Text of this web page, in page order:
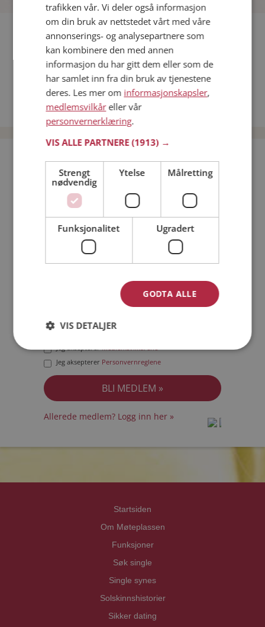
Fler single
Flere singlekvinner fra Kongsberg:Karima, Petra ,Heia
Menn fra Kongsberg
Date kvinner i Norge
Date menn i Norge
Bli medlem gratis!
Jeg er en: Mann Kvinne
Min alder:
Jeg akseptererMedlemsvilkårene
Jeg aksepterer Personvernreglene
Allerede medlem? Logg inn her »
Startsiden
Om Møteplassen
Funksjoner
Søk single
Single synes
Solskinnshistorier
Sikker dating
trafikken vår. Vi deler også informasjon
om din bruk av nettstedet vårt med våre
annonserings- og analysepartnere som
kan kombinere den med annen
informasjon du har gitt dem eller som de
har samlet inn fra din bruk av tjenestene
deres. Les mer om informasjonskapsler,
medlemsvilkåreller vår
personvernerklæring.
VIS ALLE PARTNERE(1913) →
Strengt
nødvendig
Ytelse Målretting
Funksjonalitet Ugradert
GODTA ALLE
VIS DETALJER